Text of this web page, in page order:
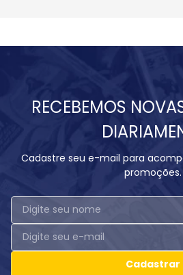
RECEBEMOS
Cadastre seu e-mail para
promoções.
Cadastrar